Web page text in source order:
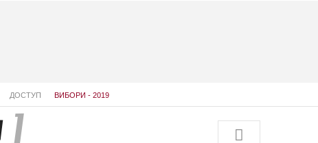
ДОСТУП ВИБОРИ - 2019